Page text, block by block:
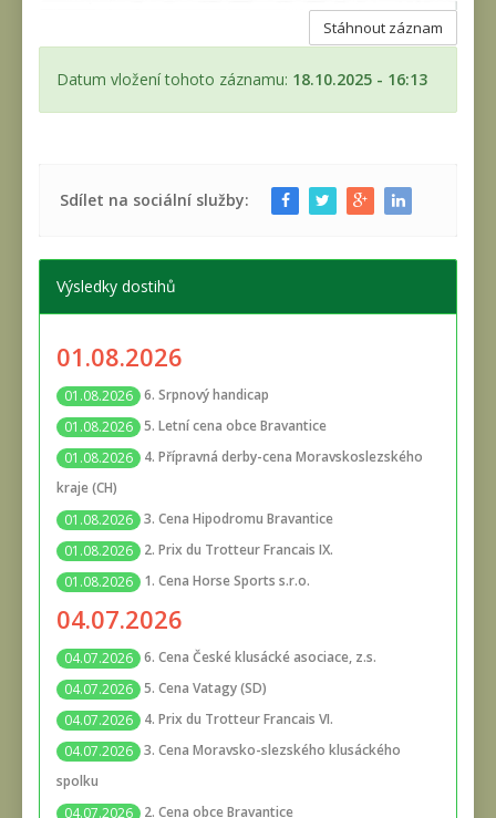
Stáhnout záznam
Datum vložení tohoto záznamu: 18.10.2025 - 16:13
Sdílet na sociální služby:
Výsledky dostihů
01.08.2026
01.08.2026 6. Srpnový handicap
01.08.2026 5. Letní cena obce Bravantice
01.08.2026
4. Přípravná derby-cena Moravskoslezského
kraje (CH)
01.08.2026 3. Cena Hipodromu Bravantice
01.08.2026
2. Prix du Trotteur Francais IX.
01.08.2026
1. Cena Horse Sports s.r.o.
04.07.2026
04.07.2026 6. Cena České klusácké asociace, z.s.
04.07.2026 5. Cena Vatagy (SD)
04.07.2026
4. Prix du Trotteur Francais VI.
04.07.2026 3. Cena Moravsko-slezského klusáckého
spolku
04.07.2026
2. Cena obce Bravantice